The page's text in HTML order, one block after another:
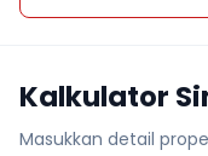
Kalkulator
Masukkan detail